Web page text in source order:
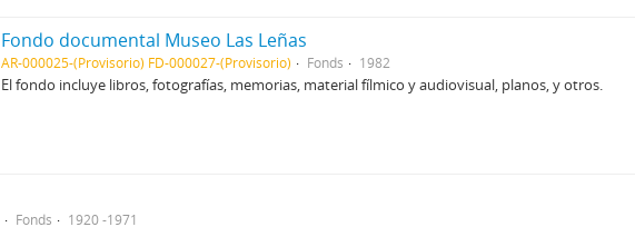
Fondo documental Museo Las Leñas
AR-000025-(Provisorio) FD-000027-(Provisorio) Fonds 1982
El fondo incluye libros, fotografías, memorias, material fílmico y audiovisual, planos, y otros.
Fonds 1920 -1971